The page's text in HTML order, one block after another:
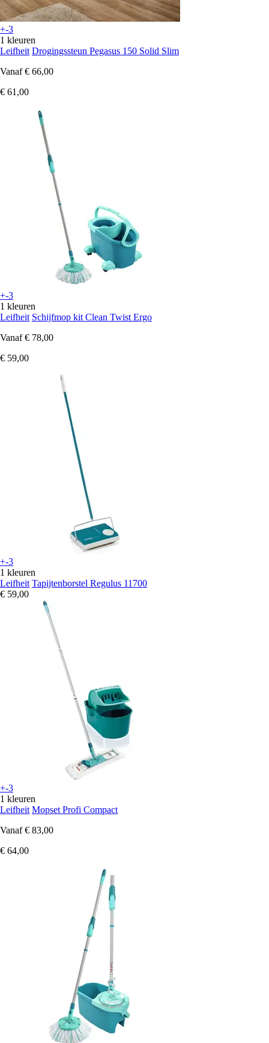
+-3
1 kleuren
Leifheit Drogingssteun Pegasus 150 Solid Slim
Vanaf € 66,00
€ 61,00
+-3
1 kleuren
Leifheit Schijfmop kit Clean Twist Ergo
Vanaf € 78,00
€ 59,00
+-3
1 kleuren
Leifheit Tapijtenborstel Regulus 11700
€ 59,00
+-3
1 kleuren
Leifheit Mopset Profi Compact
Vanaf € 83,00
€ 64,00